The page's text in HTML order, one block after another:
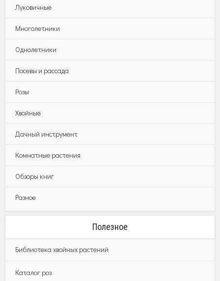
Луковичные
Многолетники
Однолетники
Посевы и рассада
Розы
Хвойные
Дачный инструмент
Комнатные растения
Обзоры книг
Разное
Полезное
Библиотека хвойных растений
Каталог роз